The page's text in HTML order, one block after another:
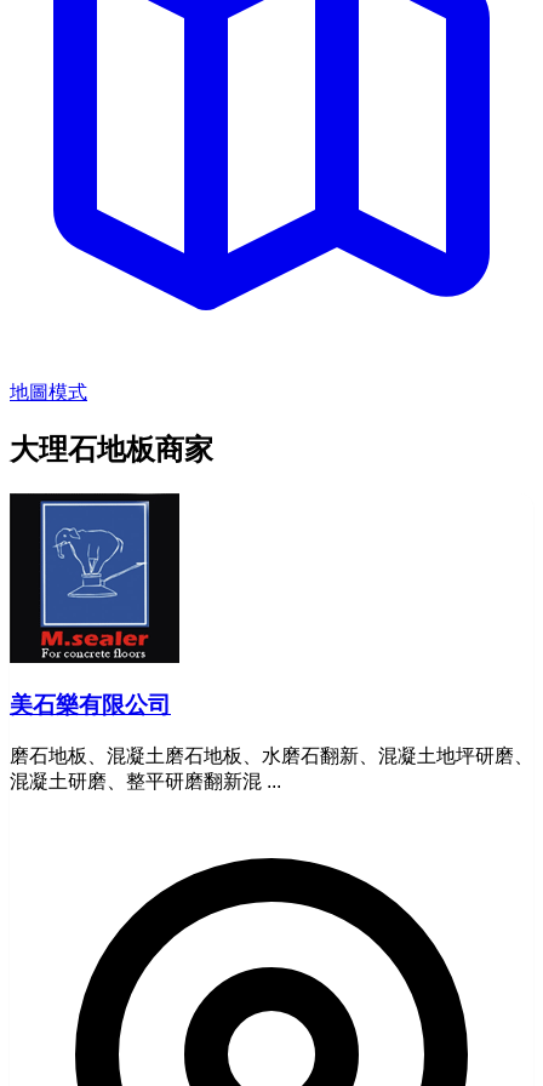
地圖模式
大理石地板商家
美石樂有限公司
磨石地板、混凝土磨石地板、水磨石翻新、混凝土地坪研磨、
混凝土研磨、整平研磨翻新混 ...